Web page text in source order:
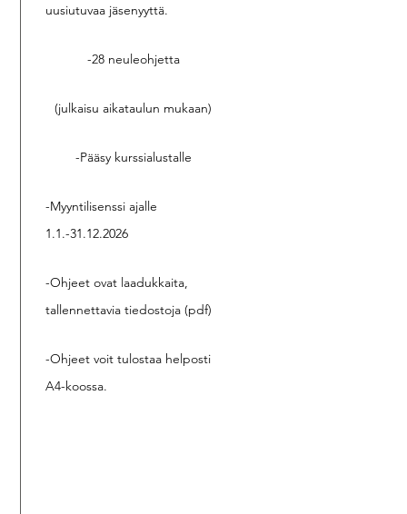
uusiutuvaa jäsenyyttä.
-28 neuleohjetta
(julkaisu aikataulun mukaan)
-Pääsy kurssialustalle
-Myyntilisenssi ajalle
1.1.-31.12.2026
-Ohjeet ovat laadukkaita,
tallennettavia tiedostoja (pdf)
-Ohjeet voit tulostaa helposti
A4-koossa.